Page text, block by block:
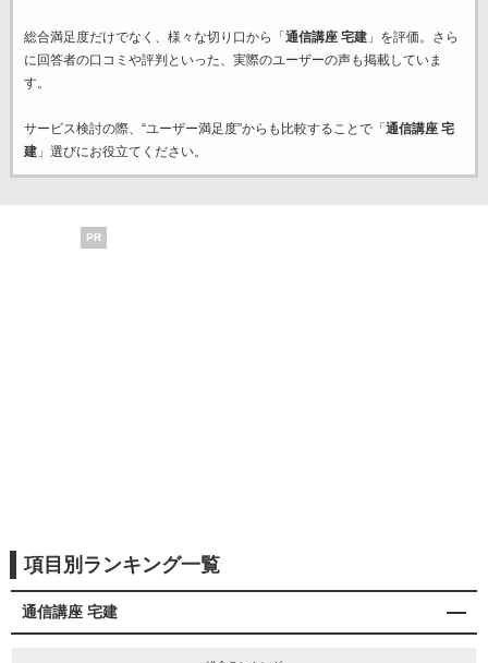
総合満足度だけでなく、様々な切り口から「 通信講座 宅建」を評価。さら
に回答者の口コミや評判といった、実際のユーザーの声も掲載していま
す。
サービス検討の際、“ユーザー満足度”からも比較することで「 通信講座 宅
建」選びにお役立てください。
PR
項目別ランキング一覧
通信講座 宅建